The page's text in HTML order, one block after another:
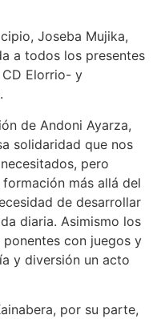
Joseba Mujika,
a todos los presentes
Elorrio- y
de Andoni Ayarza,
solidaridad que nos
pero
más allá del
de desarrollar
diaria. Asimismo los
con juegos y
y diversión un acto
por su parte,